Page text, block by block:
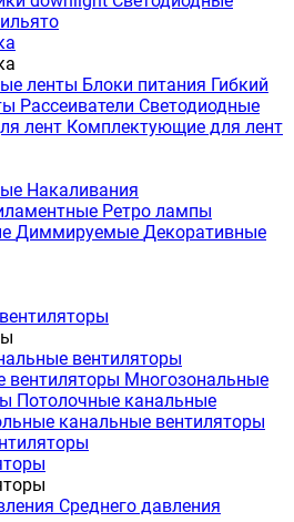
ленты Блоки питания Гибкий
Рассеиватели Светодиодные
лент Комплектующие для лент
Накаливания
Ретро лампы
Диммируемые Декоративные
вентиляторы
вентиляторы Многозональные
Потолочные канальные
канальные вентиляторы
Среднего давления